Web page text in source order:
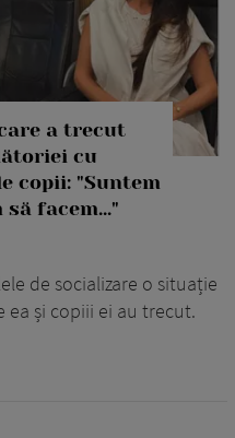
a trecut
cu
copii: "Suntem
facem..."
de socializare o situație
ea și copiii ei au trecut.